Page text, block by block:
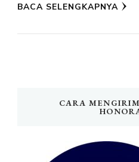
BACA SELENGKAPNYA
CARA